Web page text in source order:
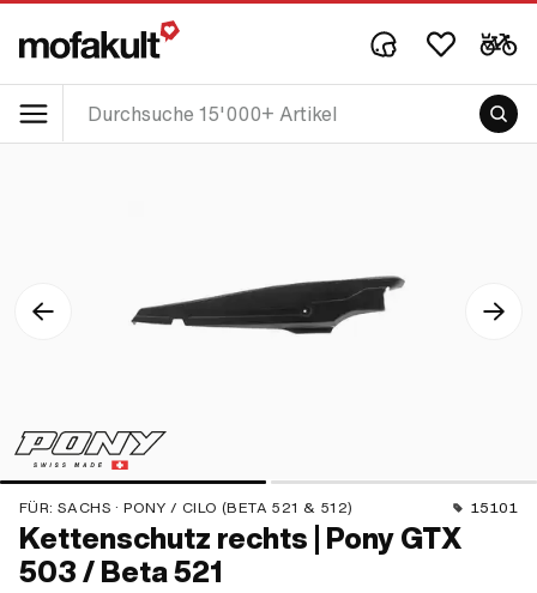
FÜR: SACHS · PONY / CILO (BETA 521 & 512) 15101
Kettenschutz rechts | Pony GTX
503 / Beta 521